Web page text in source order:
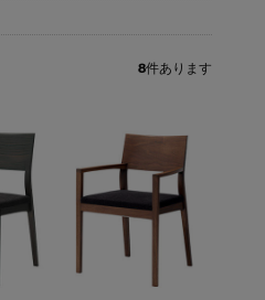
8件あります